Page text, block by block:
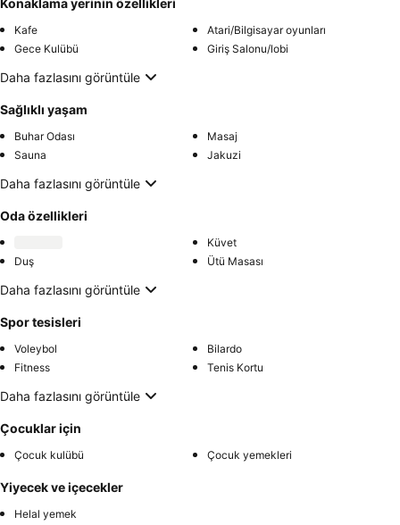
Konaklama yerinin özellikleri
Kafe
Atari/Bilgisayar oyunları
Gece Kulübü
Giriş Salonu/lobi
Daha fazlasını görüntüle
Sağlıklı yaşam
Buhar Odası
Masaj
Sauna
Jakuzi
Daha fazlasını görüntüle
Oda özellikleri
Küvet
Duş
Ütü Masası
Daha fazlasını görüntüle
Spor tesisleri
Voleybol
Bilardo
Fitness
Tenis Kortu
Daha fazlasını görüntüle
Çocuklar için
Çocuk kulübü Çocuk yemekleri
Yiyecek ve içecekler
Helal yemek